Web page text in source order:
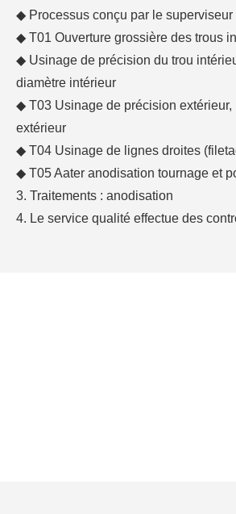
◆ Processus conçu par le
◆ T01 Ouverture grossière des trous
◆ Usinage de précision du trou
diamètre intérieur
◆ T03 Usinage de précision
extérieur
◆ T04 Usinage de lignes droites
◆ T05 Aater anodisation tournage et
3. Traitements : anodisation
4. Le service qualité effectue des